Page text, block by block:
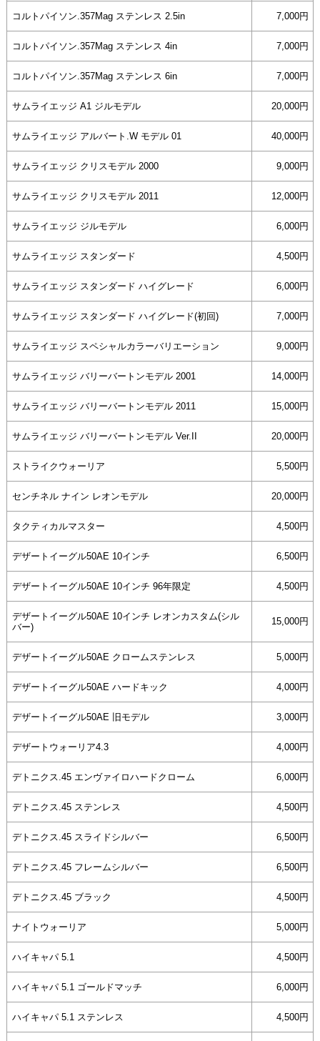
コルトパイソン.357Mag ステンレス 2.5in 7,000円
コルトパイソン.357Mag ステンレス 4in 7,000円
コルトパイソン.357Mag ステンレス 6in 7,000円
サムライエッジ A1 ジルモデル 20,000円
サムライエッジ アルバート.W モデル 01 40,000円
サムライエッジ クリスモデル 2000 9,000円
サムライエッジ クリスモデル 2011 12,000円
サムライエッジ ジルモデル 6,000円
サムライエッジ スタンダード 4,500円
サムライエッジ スタンダード ハイグレード 6,000円
サムライエッジ スタンダード ハイグレード(初回) 7,000円
サムライエッジ スペシャルカラーバリエーション 9,000円
サムライエッジ バリーバートンモデル 2001 14,000円
サムライエッジ バリーバートンモデル 2011 15,000円
サムライエッジ バリーバートンモデル Ver.II 20,000円
ストライクウォーリア 5,500円
センチネル ナイン レオンモデル 20,000円
タクティカルマスター 4,500円
デザートイーグル50AE 10インチ 6,500円
デザートイーグル50AE 10インチ 96年限定 4,500円
デザートイーグル50AE 10インチ レオンカスタム(シル
バー)
15,000円
デザートイーグル50AE クロームステンレス 5,000円
デザートイーグル50AE ハードキック 4,000円
デザートイーグル50AE 旧モデル 3,000円
デザートウォーリア4.3 4,000円
デトニクス.45 エンヴァイロハードクローム 6,000円
デトニクス.45 ステンレス 4,500円
デトニクス.45 スライドシルバー 6,500円
デトニクス.45 フレームシルバー 6,500円
デトニクス.45 ブラック 4,500円
ナイトウォーリア 5,000円
ハイキャパ 5.1 4,500円
ハイキャパ 5.1 ゴールドマッチ 6,000円
ハイキャパ 5.1 ステンレス 4,500円